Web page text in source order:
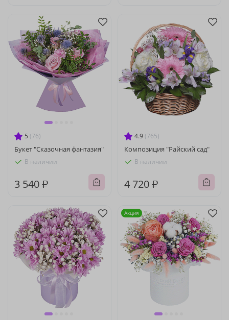
5 (76)
Букет "Сказочная фантазия"
В наличии
3 540 ₽
4.9 (765)
Композиция "Райский сад"
В наличии
4 720 ₽
Акция